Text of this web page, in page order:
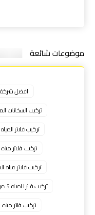
موضوعات شائعة
افضل
تركيب السخانات
تركيب فلاتر المياه
تركيب فلاتر مياه
تركيب فلاتر مياه
تركيب فلتر المياه 5 مراحل
تركيب فلتر مياه